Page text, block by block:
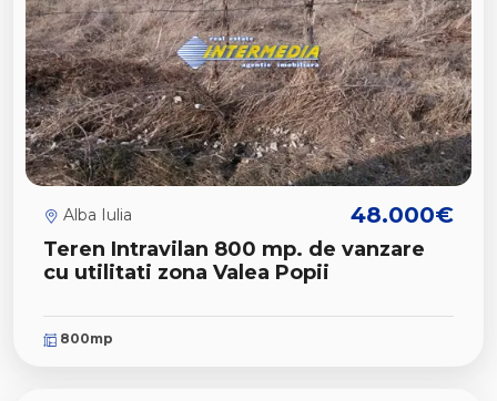
Teren Intravilan 800 mp. de vanzare
cu utilitati zona Valea Popii
Alba Iulia 48.000€
800mp